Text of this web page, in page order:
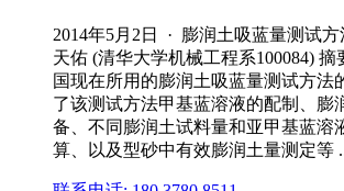
2014年5月2日 · 膨润土吸蓝量测试
天佑 (清华大学机械工程系100084)
国现在所用的膨润土吸蓝量测试方法
了该测试方法甲基蓝溶液的配制、膨
备、不同膨润土试料量和亚甲基蓝溶
算、以及型砂中有效膨润土量测定等